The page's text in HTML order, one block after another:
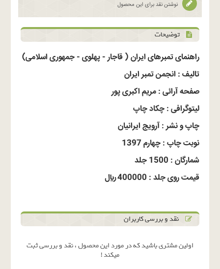
نوشتن نقد برای این محصول
توضیحات
راهنمای تمبرهای ایران ( قاجار - پهلوی - جمهوری اسلامی)
تالیف : انجمن تمبر ایران
صفحه آرائی : مریم اکبری پور
لیتوگرافی : چکاد چاپ
چاپ و نشر : آرویج ایرانیان
نوبت چاپ : چهارم 1397
شمارگان : 1500 جلد
قيمت روى جلد : 400000 ريال
نقد و بررسی کاربران
اولین مشتری باشید که در مورد این محصول ، نقد و بررسی ثبت
میکند !